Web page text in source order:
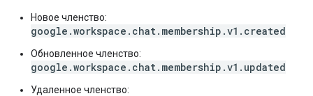
Новое членство:
google.workspace.chat.membership.v1.created
Обновленное членство:
google.workspace.chat.membership.v1.updated
Удаленное членство: